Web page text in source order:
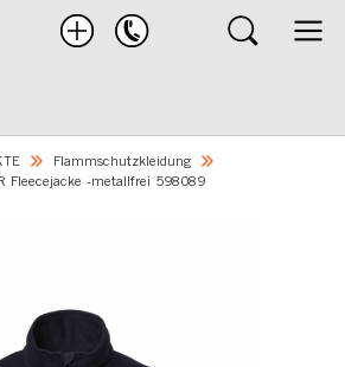
Produkten
Flammschutzkleidung
Fleecejacke -metallfrei 598089